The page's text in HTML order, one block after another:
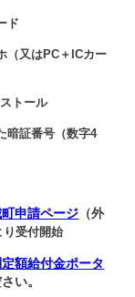
ド
（又はPC＋ICカー
トール
証番号（数字4
申請ページ （外
り受付開始
額給付金ポータ
い。